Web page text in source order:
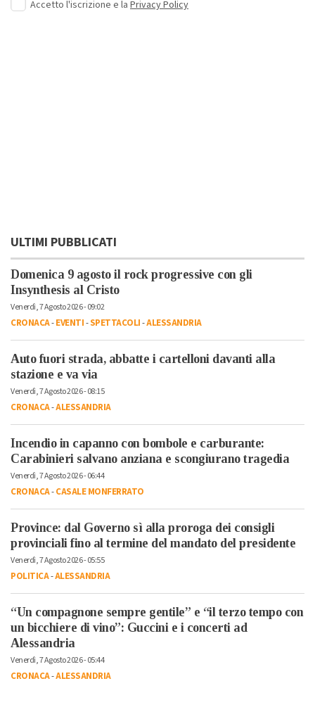
Accetto l'iscrizione e la Privacy Policy
ULTIMI PUBBLICATI
Domenica 9 agosto il rock progressive con gli
Insynthesis al Cristo
Venerdì, 7 Agosto 2026 - 09:02
CRONACA-EVENTI-SPETTACOLI-ALESSANDRIA
Auto fuori strada, abbatte i cartelloni davanti alla
stazione e va via
Venerdì, 7 Agosto 2026 - 08:15
CRONACA-ALESSANDRIA
Incendio in capanno con bombole e carburante:
Carabinieri salvano anziana e scongiurano tragedia
Venerdì, 7 Agosto 2026 - 06:44
CRONACA-CASALE MONFERRATO
Province: dal Governo sì alla proroga dei consigli
provinciali fino al termine del mandato del presidente
Venerdì, 7 Agosto 2026 - 05:55
POLITICA-ALESSANDRIA
“Un compagnone sempre gentile” e “il terzo tempo con
un bicchiere di vino”: Guccini e i concerti ad
Alessandria
Venerdì, 7 Agosto 2026 - 05:44
CRONACA-ALESSANDRIA